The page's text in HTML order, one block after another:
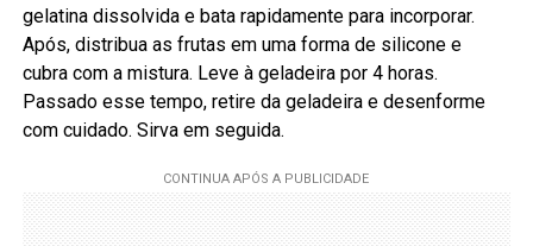
gelatina dissolvida e bata rapidamente para incorporar.
Após, distribua as frutas em uma forma de silicone e
cubra com a mistura. Leve à geladeira por 4 horas.
Passado esse tempo, retire da geladeira e desenforme
com cuidado. Sirva em seguida.